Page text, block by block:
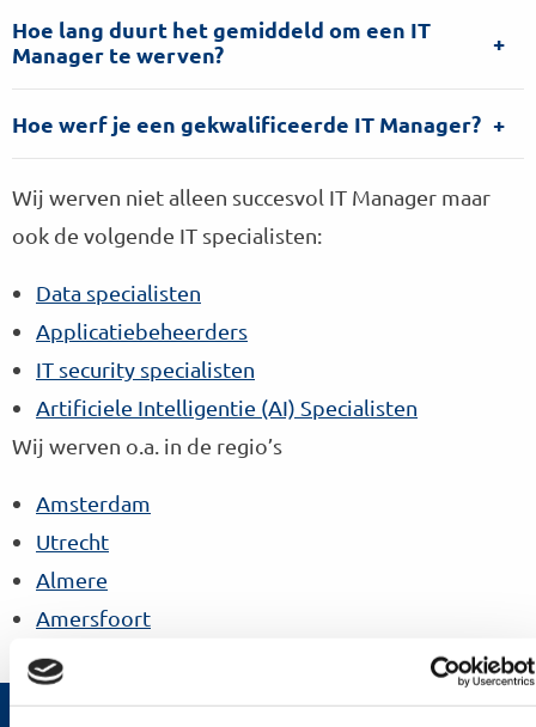
Hoe lang duurt het gemiddeld om een IT
Manager te werven?
Hoe werf je een gekwalificeerde IT Manager?
Wij werven niet alleen succesvol IT Manager maar
ook de volgende IT specialisten:
Data specialisten
Applicatiebeheerders
IT security specialisten
Artificiele Intelligentie (AI) Specialisten
Wij werven o.a. in de regio’s
Amsterdam
Utrecht
Almere
Amersfoort
Contactgegevens